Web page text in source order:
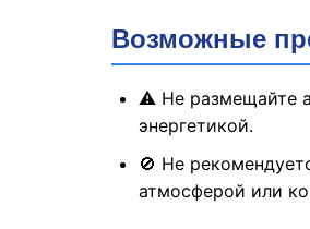
Возможные
⚠️ Не размещайте
энергетикой.
🚫 Не
атмосферой или